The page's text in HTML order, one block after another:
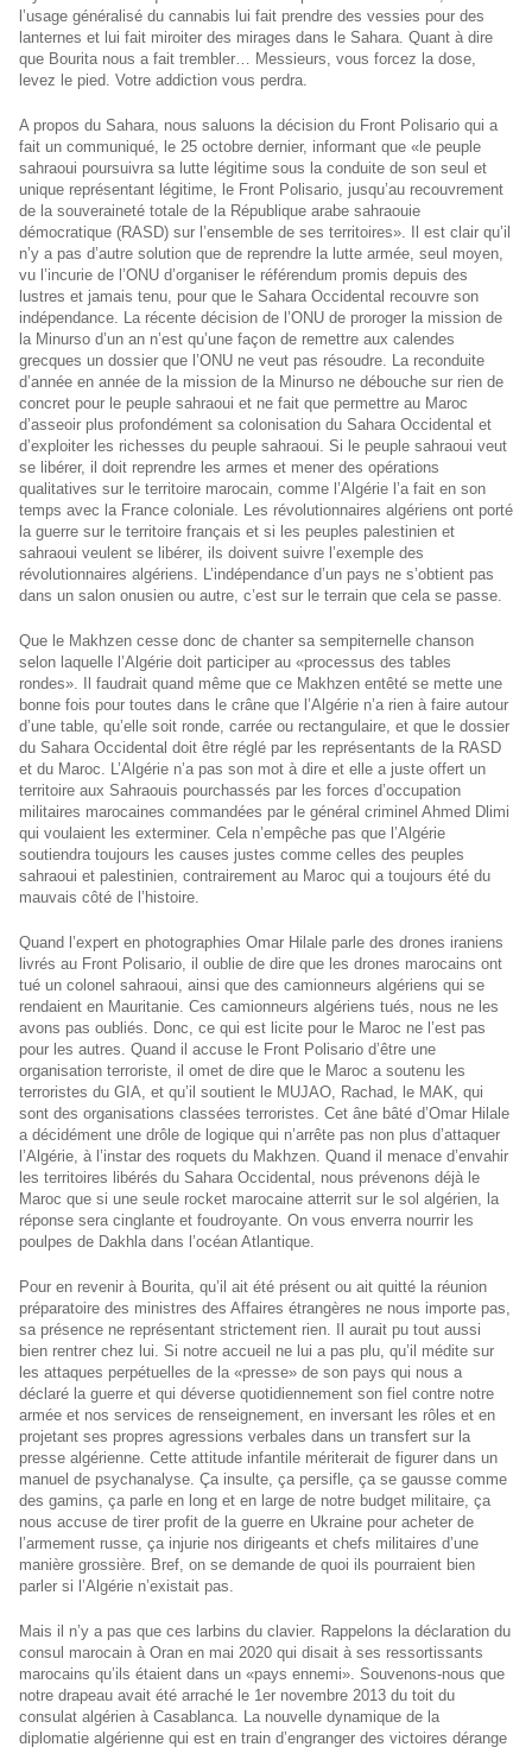
l’usage généralisé du cannabis lui fait prendre des vessies pour des
lanternes et lui fait miroiter des mirages dans le Sahara. Quant à dire
que Bourita nous a fait trembler… Messieurs, vous forcez la dose,
levez le pied. Votre addiction vous perdra.
A propos du Sahara, nous saluons la décision du Front Polisario qui a
fait un communiqué, le 25 octobre dernier, informant que «le peuple
sahraoui poursuivra sa lutte légitime sous la conduite de son seul et
unique représentant légitime, le Front Polisario, jusqu’au recouvrement
de la souveraineté totale de la République arabe sahraouie
démocratique (RASD) sur l’ensemble de ses territoires». Il est clair qu’il
n’y a pas d’autre solution que de reprendre la lutte armée, seul moyen,
vu l’incurie de l’ONU d’organiser le référendum promis depuis des
lustres et jamais tenu, pour que le Sahara Occidental recouvre son
indépendance. La récente décision de l’ONU de proroger la mission de
la Minurso d’un an n’est qu’une façon de remettre aux calendes
grecques un dossier que l’ONU ne veut pas résoudre. La reconduite
d’année en année de la mission de la Minurso ne débouche sur rien de
concret pour le peuple sahraoui et ne fait que permettre au Maroc
d’asseoir plus profondément sa colonisation du Sahara Occidental et
d’exploiter les richesses du peuple sahraoui. Si le peuple sahraoui veut
se libérer, il doit reprendre les armes et mener des opérations
qualitatives sur le territoire marocain, comme l’Algérie l’a fait en son
temps avec la France coloniale. Les révolutionnaires algériens ont porté
la guerre sur le territoire français et si les peuples palestinien et
sahraoui veulent se libérer, ils doivent suivre l’exemple des
révolutionnaires algériens. L’indépendance d’un pays ne s’obtient pas
dans un salon onusien ou autre, c’est sur le terrain que cela se passe.
Que le Makhzen cesse donc de chanter sa sempiternelle chanson
selon laquelle l’Algérie doit participer au «processus des tables
rondes». Il faudrait quand même que ce Makhzen entêté se mette une
bonne fois pour toutes dans le crâne que l’Algérie n’a rien à faire autour
d’une table, qu’elle soit ronde, carrée ou rectangulaire, et que le dossier
du Sahara Occidental doit être réglé par les représentants de la RASD
et du Maroc. L’Algérie n’a pas son mot à dire et elle a juste offert un
territoire aux Sahraouis pourchassés par les forces d’occupation
militaires marocaines commandées par le général criminel Ahmed Dlimi
qui voulaient les exterminer. Cela n’empêche pas que l’Algérie
soutiendra toujours les causes justes comme celles des peuples
sahraoui et palestinien, contrairement au Maroc qui a toujours été du
mauvais côté de l’histoire.
Quand l’expert en photographies Omar Hilale parle des drones iraniens
livrés au Front Polisario, il oublie de dire que les drones marocains ont
tué un colonel sahraoui, ainsi que des camionneurs algériens qui se
rendaient en Mauritanie. Ces camionneurs algériens tués, nous ne les
avons pas oubliés. Donc, ce qui est licite pour le Maroc ne l’est pas
pour les autres. Quand il accuse le Front Polisario d’être une
organisation terroriste, il omet de dire que le Maroc a soutenu les
terroristes du GIA, et qu’il soutient le MUJAO, Rachad, le MAK, qui
sont des organisations classées terroristes. Cet âne bâté d’Omar Hilale
a décidément une drôle de logique qui n’arrête pas non plus d’attaquer
l’Algérie, à l’instar des roquets du Makhzen. Quand il menace d’envahir
les territoires libérés du Sahara Occidental, nous prévenons déjà le
Maroc que si une seule rocket marocaine atterrit sur le sol algérien, la
réponse sera cinglante et foudroyante. On vous enverra nourrir les
poulpes de Dakhla dans l’océan Atlantique.
Pour en revenir à Bourita, qu’il ait été présent ou ait quitté la réunion
préparatoire des ministres des Affaires étrangères ne nous importe pas,
sa présence ne représentant strictement rien. Il aurait pu tout aussi
bien rentrer chez lui. Si notre accueil ne lui a pas plu, qu’il médite sur
les attaques perpétuelles de la «presse» de son pays qui nous a
déclaré la guerre et qui déverse quotidiennement son fiel contre notre
armée et nos services de renseignement, en inversant les rôles et en
projetant ses propres agressions verbales dans un transfert sur la
presse algérienne. Cette attitude infantile mériterait de figurer dans un
manuel de psychanalyse. Ça insulte, ça persifle, ça se gausse comme
des gamins, ça parle en long et en large de notre budget militaire, ça
nous accuse de tirer profit de la guerre en Ukraine pour acheter de
l’armement russe, ça injurie nos dirigeants et chefs militaires d’une
manière grossière. Bref, on se demande de quoi ils pourraient bien
parler si l’Algérie n’existait pas.
Mais il n’y a pas que ces larbins du clavier. Rappelons la déclaration du
consul marocain à Oran en mai 2020 qui disait à ses ressortissants
marocains qu’ils étaient dans un «pays ennemi». Souvenons-nous que
notre drapeau avait été arraché le 1er novembre 2013 du toit du
consulat algérien à Casablanca. La nouvelle dynamique de la
diplomatie algérienne qui est en train d’engranger des victoires dérange